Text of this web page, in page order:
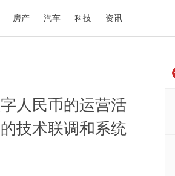
房产 汽车 科技 资讯
人民币的运营活
技术联调和系统